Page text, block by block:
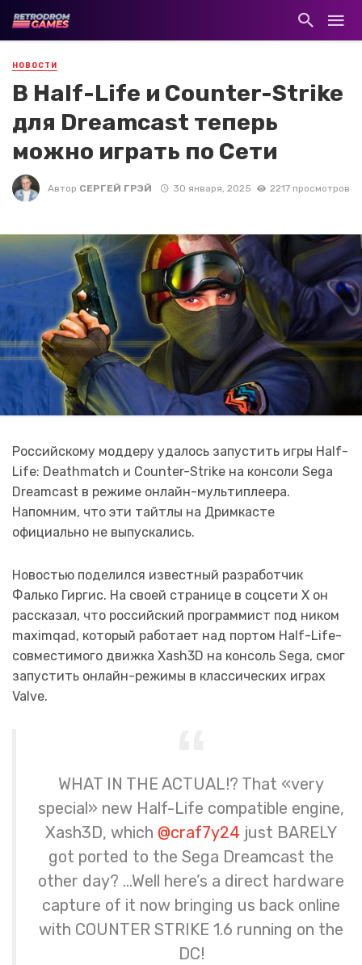
НОВОСТИ
В Half-Life и Counter-Strike
для Dreamcast теперь
можно играть по Сети
Автор СЕРГЕЙ ГРЭЙ 30 января, 2025 2217 просмотров
Российскому моддеру удалось запустить игры Half-
Life: Deathmatch и Counter-Strike на консоли Sega
Dreamcast в режиме онлайн-мультиплеера.
Напомним, что эти тайтлы на Дримкасте
официально не выпускались.
Новостью поделился известный разработчик
Фалько Гиргис. На своей странице в соцсети X он
рассказал, что российский программист под ником
maximqad, который работает над портом Half-Life-
совместимого движка Xash3D на консоль Sega, смог
запустить онлайн-режимы в классических играх
Valve.
WHAT IN THE ACTUAL!? That «very
special» new Half-Life compatible engine,
Xash3D, which @craf7y24 just BARELY
got ported to the Sega Dreamcast the
other day? …Well here’s a direct hardware
capture of it now bringing us back online
with COUNTER STRIKE 1.6 running on the
DC!